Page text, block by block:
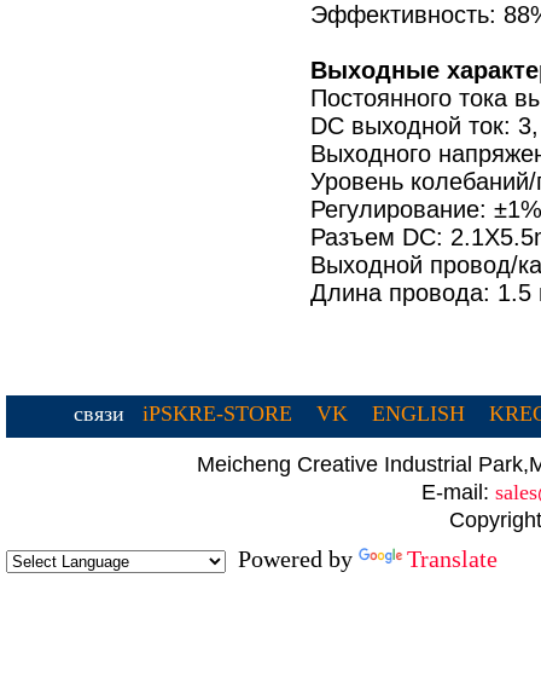
Эффективность:
Выходные
Постоянного тока
DC выходной ток:
Выходного
Уровень
Регулирование:
Разъем DC:
Выходной провод/
Длина провода: 1.5
связи iPSKRE-STORE VK ENGLISH
Meicheng Creative Industrial
E-mail:
Powered by Translate